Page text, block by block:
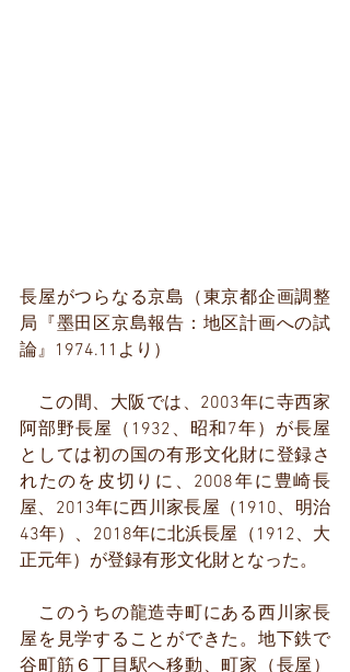
長屋がつらなる京島（東京都企画調整
局『墨田区京島報告：地区計画への試
論』1974.11より）
この間、大阪では、2003年に寺西家
阿部野長屋（1932、昭和7年）が長屋
としては初の国の有形文化財に登録さ
れたのを皮切りに、2008年に豊崎長
屋、2013年に西川家長屋（1910、明治
43年）、2018年に北浜長屋（1912、大
正元年）が登録有形文化財となった。
このうちの龍造寺町にある西川家長
屋を見学することができた。地下鉄で
谷町筋６丁目駅へ移動、町家（長屋）